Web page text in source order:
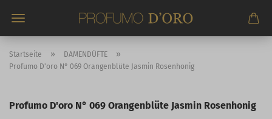
zum
Startseite » DAMENDÜFTE »
Profumo D'oro N° 069 Orangenblüte Jasmin Rosenhonig
Profumo D'oro N° 069 Orangenblüte Jasmin Rosenhonig